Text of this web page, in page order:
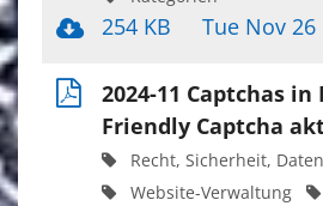
254 KB Tue Nov 26
2024-11 Captchas
Friendly Captcha
Recht, Sicherheit,
Website-Verwaltung